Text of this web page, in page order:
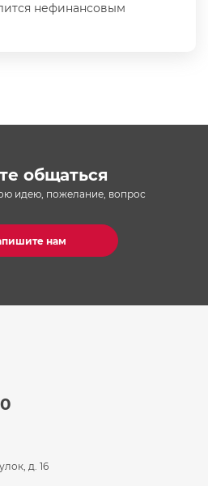
нефинансовым
общаться
идею, пожелание, вопрос
нам
д. 16